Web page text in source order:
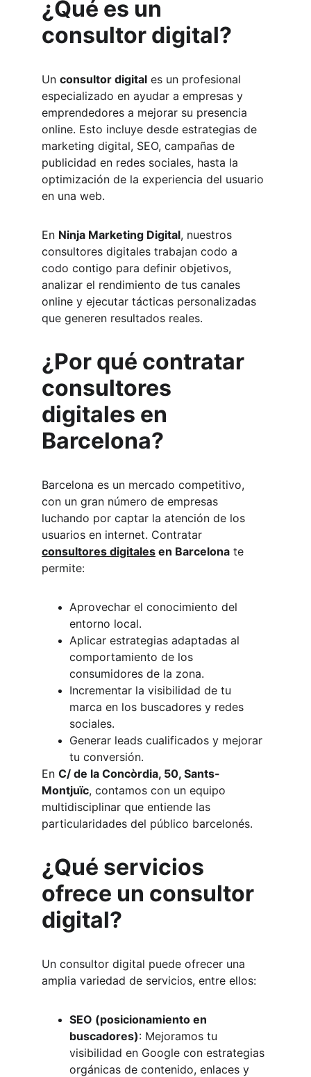
¿Qué es un
consultor digital?
Un consultor digital es un profesional
especializado en ayudar a empresas y
emprendedores a mejorar su presencia
online. Esto incluye desde estrategias de
marketing digital, SEO, campañas de
publicidad en redes sociales, hasta la
optimización de la experiencia del usuario
en una web.
En Ninja Marketing Digital, nuestros
consultores digitales trabajan codo a
codo contigo para definir objetivos,
analizar el rendimiento de tus canales
online y ejecutar tácticas personalizadas
que generen resultados reales.
¿Por qué contratar
consultores
digitales en
Barcelona?
Barcelona es un mercado competitivo,
con un gran número de empresas
luchando por captar la atención de los
usuarios en internet. Contratar
consultores digitales en Barcelona te
permite:
Aprovechar el conocimiento del
entorno local.
Aplicar estrategias adaptadas al
comportamiento de los
consumidores de la zona.
Incrementar la visibilidad de tu
marca en los buscadores y redes
sociales.
Generar leads cualificados y mejorar
tu conversión.
En C/ de la Concòrdia, 50, Sants-
Montjuïc, contamos con un equipo
multidisciplinar que entiende las
particularidades del público barcelonés.
¿Qué servicios
ofrece un consultor
digital?
Un consultor digital puede ofrecer una
amplia variedad de servicios, entre ellos:
SEO (posicionamiento en
buscadores): Mejoramos tu
visibilidad en Google con estrategias
orgánicas de contenido, enlaces y